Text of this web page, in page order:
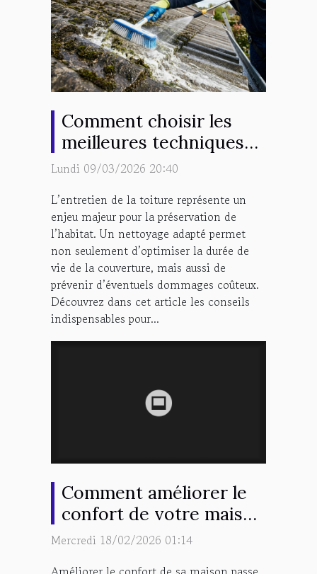
Comment choisir les
meilleures techniques
de nettoyage pour votre
Lundi 09/03/2026 20:40
L’entretien de la toiture représente un
enjeu majeur pour la préservation de
l’habitat. Un nettoyage adapté permet
non seulement d’optimiser la durée de
vie de la couverture, mais aussi de
prévenir d’éventuels dommages coûteux.
Découvrez dans cet article les conseils
indispensables pour...
Comment améliorer le
confort de votre maison
grâce à l'isolation des
Mercredi 18/02/2026 01:14